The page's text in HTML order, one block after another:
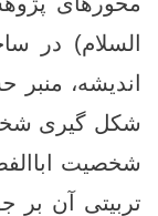
السلام) در
اندیشه، منبر
شکل گیری
شخصیت
تربیتی آن بر